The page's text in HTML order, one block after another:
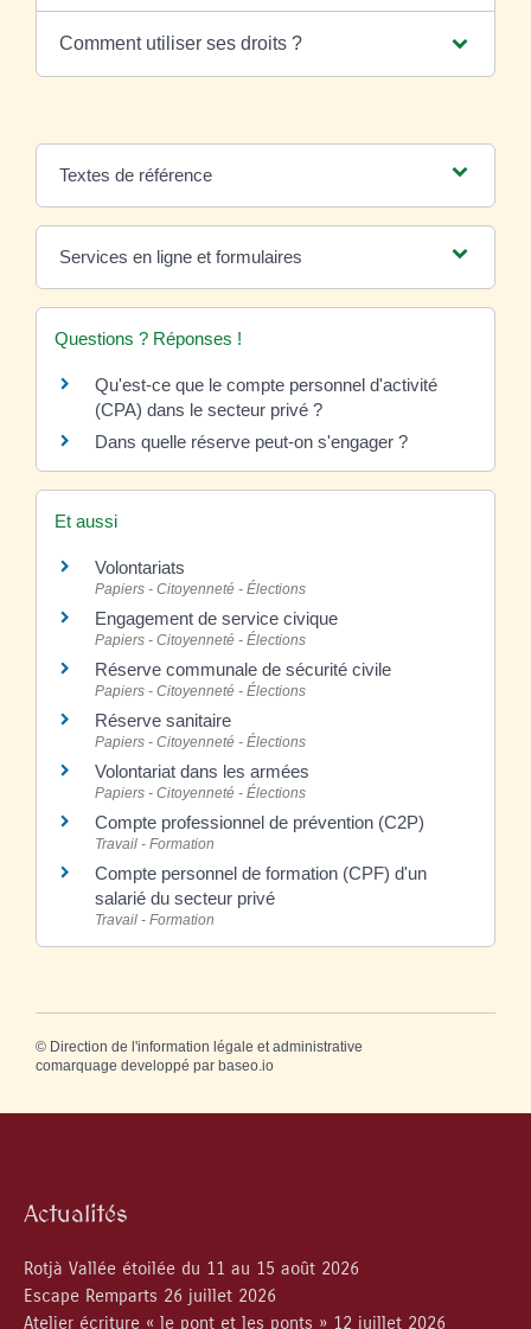
Comment utiliser ses droits ?
Textes de référence
Services en ligne et formulaires
Questions ? Réponses !
Qu'est-ce que le compte personnel d'activité
(CPA) dans le secteur privé ?
Dans quelle réserve peut-on s'engager ?
Et aussi
Volontariats
Papiers - Citoyenneté - Élections
Engagement de service civique
Papiers - Citoyenneté - Élections
Réserve communale de sécurité civile
Papiers - Citoyenneté - Élections
Réserve sanitaire
Papiers - Citoyenneté - Élections
Volontariat dans les armées
Papiers - Citoyenneté - Élections
Compte professionnel de prévention (C2P)
Travail - Formation
Compte personnel de formation (CPF) d'un
salarié du secteur privé
Travail - Formation
© Direction de l'information légale et administrative
comarquage developpé par baseo.io
Actualités
Rotjà Vallée étoilée du 11 au 15 août 2026
Escape Remparts 26 juillet 2026
Atelier écriture « le pont et les ponts » 12 juillet 2026